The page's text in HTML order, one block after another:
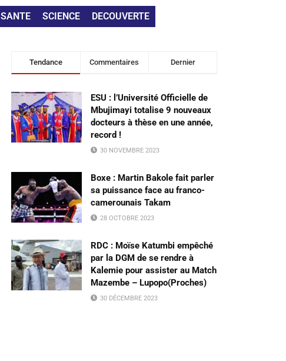
SANTE SCIENCE DECOUVERTE
Tendance Commentaires Dernier
ESU : l’Université Officielle de
Mbujimayi totalise 9 nouveaux
docteurs à thèse en une année,
record !
30 NOVEMBRE 2023
Boxe : Martin Bakole fait parler
sa puissance face au franco-
camerounais Takam
28 OCTOBRE 2023
RDC : Moïse Katumbi empêché
par la DGM de se rendre à
Kalemie pour assister au Match
Mazembe – Lupopo(Proches)
30 DÉCEMBRE 2023